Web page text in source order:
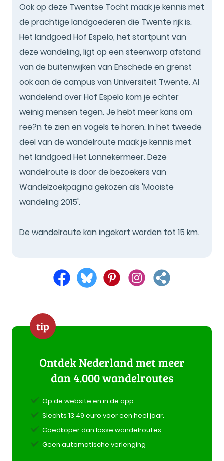
Ook op deze Twentse Tocht maak je kennis met
de prachtige landgoederen die Twente rijk is.
Het landgoed Hof Espelo, het startpunt van
deze wandeling, ligt op een steenworp afstand
van de buitenwijken van Enschede en grenst
ook aan de campus van Universiteit Twente. Al
wandelend over Hof Espelo kom je echter
weinig mensen tegen. Je hebt meer kans om
ree?n te zien en vogels te horen. In het tweede
deel van de wandelroute maak je kennis met
het landgoed Het Lonnekermeer. Deze
wandelroute is door de bezoekers van
Wandelzoekpagina gekozen als 'Mooiste
wandeling 2015'.
De wandelroute kan ingekort worden tot 15 km.
tip
Ontdek Nederland met meer
dan 4.000 wandelroutes
Op de website en in de app
Slechts 13,49 euro voor een heel jaar.
Goedkoper dan losse wandelroutes
Geen automatische verlenging